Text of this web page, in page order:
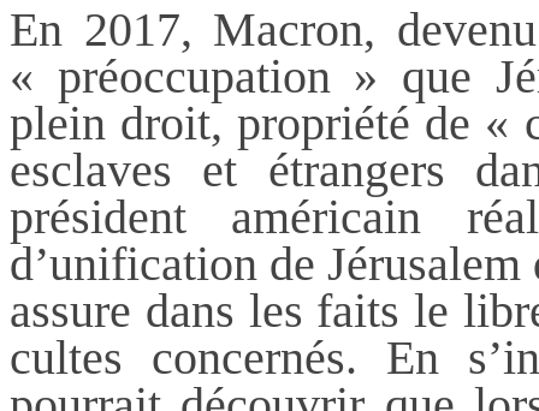
En 2017, Macron,
« préoccupation » que
plein droit, propriété de «
esclaves et étrangers
président américain
d’unification de
assure dans les faits le
cultes concernés. En